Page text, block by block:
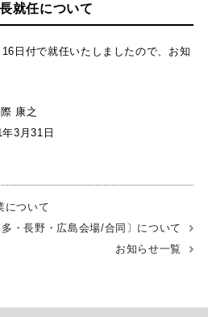
就任について
日付で就任いたしましたので、お知
康之
3月31日
について
多・長野・広島会場/合同〕について
お知らせ一覧